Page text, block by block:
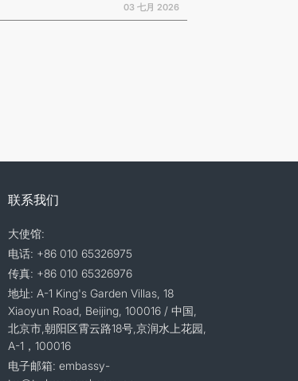
03 七月 2026
联系我们
大使馆:
电话: +86 010 65326975
传真: +86 010 65326976
地址: A-1 King's Garden Villas, 18
Xiaoyun Road, Beijing, 100016 / 中国,
北京市,朝阳区霄云路18号,京润水上花园,
A-1，100016
电子邮箱: embassy-